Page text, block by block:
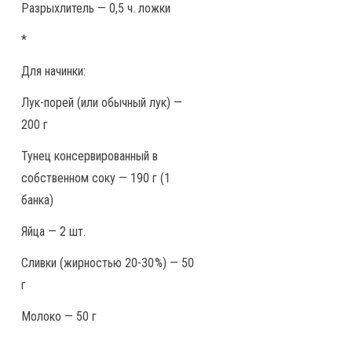
Разрыхлитель — 0,5 ч. ложки
*
Для начинки:
Лук-порей (или обычный лук) —
200 г
Тунец консервированный в
собственном соку — 190 г (1
банка)
Яйца — 2 шт.
Сливки (жирностью 20-30 %) — 50
г
Молоко — 50 г